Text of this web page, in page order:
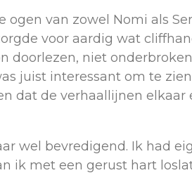
van zowel Nomi als
voor aardig wat
doorlezen, niet
juist interessant om te
dat de verhaallijnen
wel bevredigend. Ik had
ik met een gerust hart